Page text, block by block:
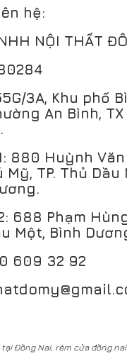
hệ:
NỘI THẤT
3A, Khu phố
An Bình, TX
880 Huỳnh Văn
TP. Thủ Dầu
688 Phạm
Một, Bình
609 32 92
Đồng Nai, rèm cửa đồng nai